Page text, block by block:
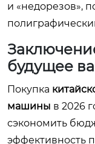
и «недорезов»,
будущее
Покупка
машины в 2026
сэкономить
эффективность